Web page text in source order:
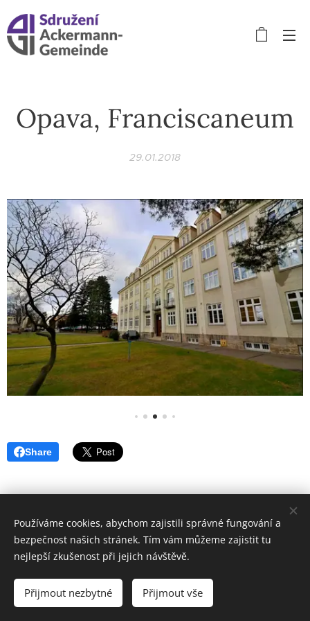
Opava, Franciscaneum
29.01.2018
Share
www.ackermann-gemeinde.cz Cookies
Jazyky
Čeština
Deutsch
Používáme cookies, abychom zajistili správné fungování a
bezpečnost našich stránek. Tím vám můžeme zajistit tu
nejlepší zkušenost při jejich návštěvě.
Přijmout nezbytné Přijmout vše